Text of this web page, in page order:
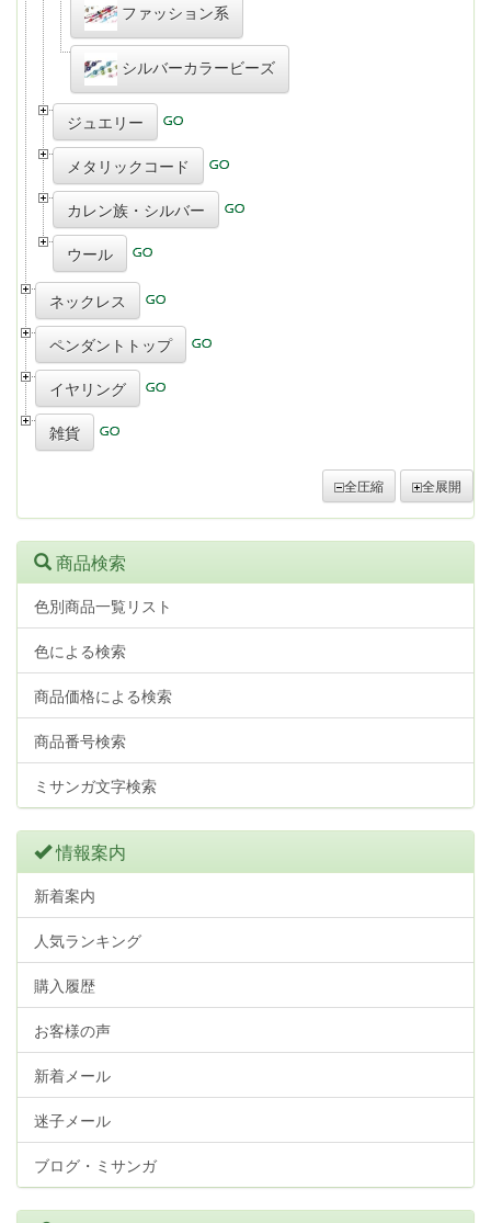
ファッション系
シルバーカラービーズ
ジュエリー
メタリックコード
カレン族・シルバー
ウール
ネックレス
ペンダントトップ
イヤリング
雑貨
全圧縮 全展開
商品検索
色別商品一覧リスト
色による検索
商品価格による検索
商品番号検索
ミサンガ文字検索
情報案内
新着案内
人気ランキング
購入履歴
お客様の声
新着メール
迷子メール
ブログ・ミサンガ